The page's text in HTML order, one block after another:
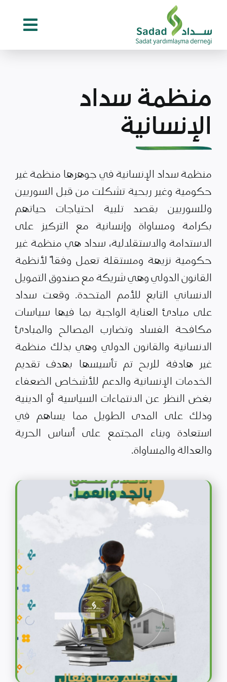
content
منظمة سداد
الإنسانية
منظمة سداد الإنسانية في جوهرها منظمة غير
حكومية وغير ربحية تشكلت من قبل السوريين
وللسوريين بقصد تلبية احتياجات حياتهم
بكرامة ومساواة وإنسانية مع التركيز على
الاستدامة والاستقلالية، سداد هي منظمة غير
حكومية نزيهة ومستقلة تعمل وفقاً لأنظمة
القانون الدولي وهي شريكة مع صندوق التمويل
الانساني التابع للأمم المتحدة. وقعت سداد
على مبادئ العناية الواجبة بما فيها سياسات
مكافحة الفساد وتضارب المصالح والمبادئ
الانسانية والقانون الدولي وهي بذلك منظمة
غير هادفة للربح تم تأسيسها بهدف تقديم
الخدمات الإنسانية والدعم للأشخاص الضعفاء
بغض النظر عن الانتماءات السياسية أو الدينية
وذلك على المدى الطويل مما يساهم في
استعادة وبناء المجتمع على أساس الحرية
والعدالة والمساواة.